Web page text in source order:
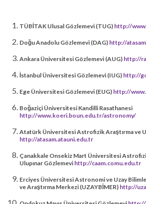
TÜBİTAK Ulusal Gözlemevi (TUG) http://
Doğu Anadolu Gözlemevi (DAG) http://
Ankara Üniversitesi Gözlemevi (AUG) http://
İstanbul Üniversitesi Gözlemevi (IUG) http://
Ege Üniversitesi Gözlemevi (EUG) http://
Boğaziçi Üniversitesi Kandilli Rasathanesi
http://www.koeri.boun.edu.tr/astronomy/
Atatürk Üniversitesi Astrofizik Araştırma ve
http://atasam.atauni.edu.tr
Çanakkale Onsekiz Mart Üniversitesi
Ulupınar Gözlemevi http://caam.comu.edu.tr
Erciyes Üniversitesi Astronomi ve Uzay
ve Araştırma Merkezi (UZAYBİMER) http://